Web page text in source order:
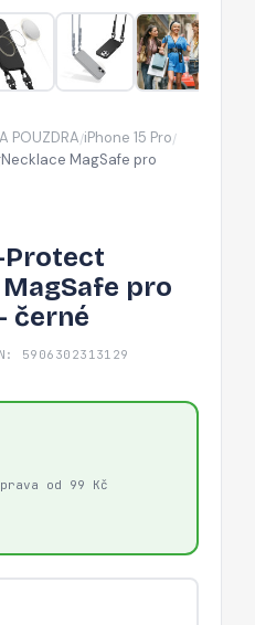
iPhone
15
Pro
-
POUZDRA/iPhone 15 Pro/
MagSafe pro
Protect
pro
černé
5906302313129
od 99 Kč